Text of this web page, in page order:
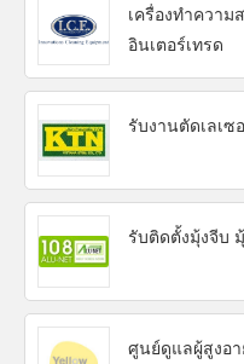
เครื่องทำควา
อินเตอร์เทรด
รับงานตัดเลเซ
รับติดตั้งมุ้งจีบ
ศูนย์ดูแลผู้สูงอา